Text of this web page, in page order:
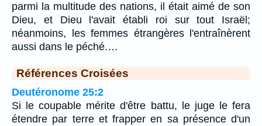
parmi la multitude des nations, il était aimé de son
Dieu, et Dieu l'avait établi roi sur tout Israël;
néanmoins, les femmes étrangères l'entraînèrent
aussi dans le péché.…
Références Croisées
Deutéronome 25:2
Si le coupable mérite d'être battu, le juge le fera
étendre par terre et frapper en sa présence d'un